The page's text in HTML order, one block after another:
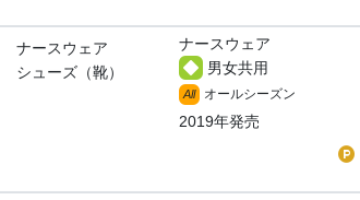
ナースウェア
シューズ（靴）
ナースウェア
男女共用
All オールシーズン
2019年発売